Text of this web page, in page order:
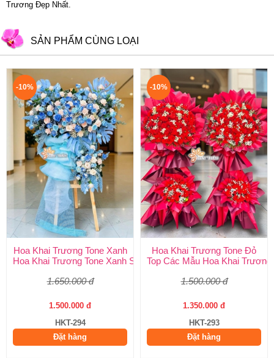
Trương Đẹp Nhất.
SẢN PHẨM CÙNG LOẠI
-10%
Hoa Khai Trương Tone Xanh
Hoa Khai Trương Tone Xanh Sang Trọng, Độc Đáo | Shop Hoa
1.650.000 đ
1.500.000 đ
HKT-294
Đặt hàng
-10%
Hoa Khai Trương Tone Đỏ
Top Các Mẫu Hoa Khai
1.500.000 đ
1.350.000 đ
HKT-293
Đặt hàng